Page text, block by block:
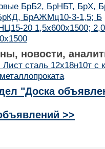
БрБ2, БрНБТ, БрХ,
БрАЖМц10-3-1,5; Б
20 1,5х600х1500;
новости,
сталь 12х18н10т с
"Доска
>>